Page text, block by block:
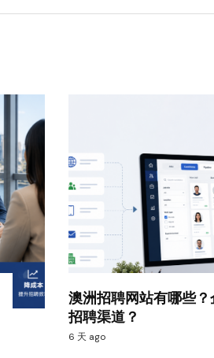
澳洲招聘网站有哪些
招聘渠道？
6 天 ago